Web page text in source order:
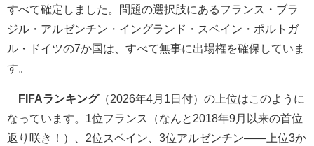
すべて確定しました。問題の選択肢にあるフランス・ブラ
ジル・アルゼンチン・イングランド・スペイン・ポルトガ
ル・ドイツの7か国は、すべて無事に出場権を確保していま
す。
FIFAランキング（2026年4月1日付）の上位はこのように
なっています。1位フランス（なんと2018年9月以来の首位
返り咲き！）、2位スペイン、3位アルゼンチン――上位3か